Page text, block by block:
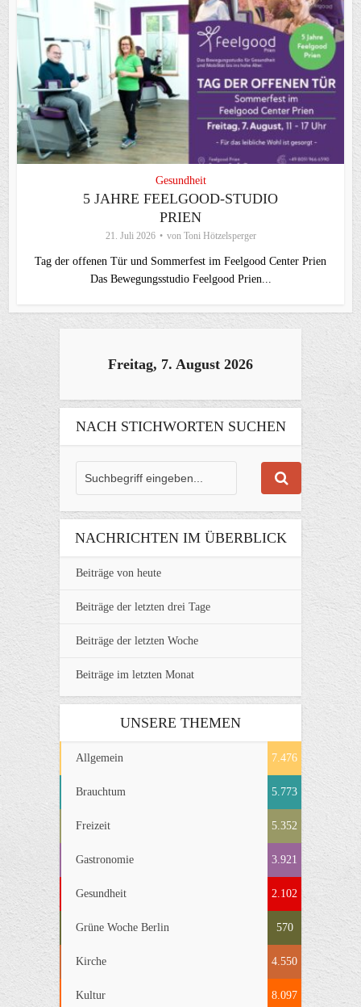
Gesundheit
5 JAHRE FEELGOOD-STUDIO
PRIEN
21. Juli 2026 von Toni Hötzelsperger
Tag der offenen Tür und Sommerfest im Feelgood Center Prien
Das Bewegungsstudio Feelgood Prien...
Freitag, 7. August 2026
NACH STICHWORTEN SUCHEN
NACHRICHTEN IM ÜBERBLICK
Beiträge von heute
Beiträge der letzten drei Tage
Beiträge der letzten Woche
Beiträge im letzten Monat
UNSERE THEMEN
Allgemein 7.476
Brauchtum 5.773
Freizeit 5.352
Gastronomie 3.921
Gesundheit 2.102
Grüne Woche Berlin 570
Kirche 4.550
Kultur 8.097